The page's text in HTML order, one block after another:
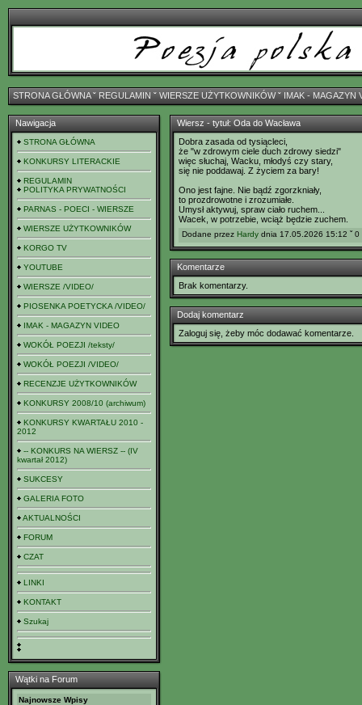
STRONA GŁÓWNAˇ REGULAMIN ˇ WIERSZE UŻYTKOWNIKÓWˇ IMAK - MAGAZYN
Nawigacja
STRONA GŁÓWNA
KONKURSY LITERACKIE
REGULAMIN
POLITYKA PRYWATNOŚCI
PARNAS - POECI - WIERSZE
WIERSZE UŻYTKOWNIKÓW
KORGO TV
YOUTUBE
WIERSZE /VIDEO/
PIOSENKA POETYCKA /VIDEO/
IMAK - MAGAZYN VIDEO
WOKÓŁ POEZJI /teksty/
WOKÓŁ POEZJI /VIDEO/
RECENZJE UŻYTKOWNIKÓW
KONKURSY 2008/10 (archiwum)
KONKURSY KWARTAŁU 2010 -
2012
-- KONKURS NA WIERSZ -- (IV
kwartał 2012)
SUKCESY
GALERIA FOTO
AKTUALNOŚCI
FORUM
CZAT
LINKI
KONTAKT
Szukaj
Wątki na Forum
Najnowsze Wpisy
Wiersz - tytuł: Oda do Wacława
Dobra zasada od tysiącleci,
że "w zdrowym ciele duch zdrowy siedzi"
więc słuchaj, Wacku, młodyś czy stary,
się nie poddawaj. Z życiem za bary!
Ono jest fajne. Nie bądź zgorzkniały,
to prozdrowotne i zrozumiałe.
Umysł aktywuj, spraw ciało ruchem...
Wacek, w potrzebie, wciąż będzie zuchem.
Dodane przez Hardy dnia 17.05.2026 15:12 ˇ 0
Komentarze
Brak komentarzy.
Dodaj komentarz
Zaloguj się, żeby móc dodawać komentarze.